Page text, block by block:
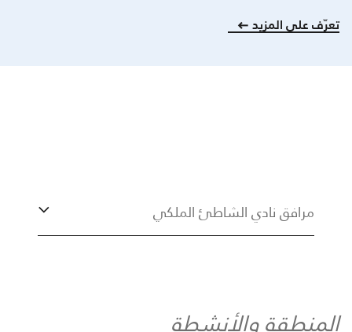
تعرّف على المزيد
مرافق نادي الشاطئ الملكي
المنطقة والأنشطة